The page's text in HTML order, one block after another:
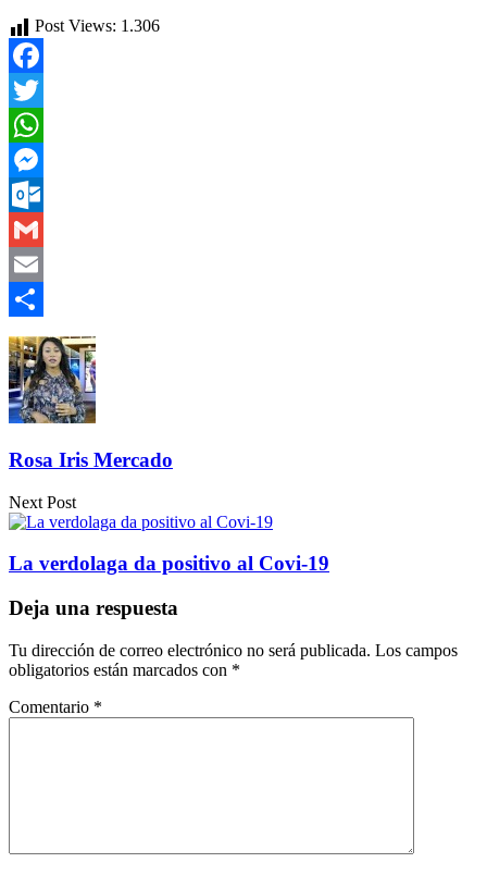
Post Views: 1.306
Facebook
Twitter
WhatsApp
Messenger
Outlook.com
Gmail
Email
Compartir
Rosa Iris Mercado
Next Post
La verdolaga da positivo al Covi-19
Deja una respuesta
Tu dirección de correo electrónico no será publicada. Los campos
obligatorios están marcados con *
Comentario *